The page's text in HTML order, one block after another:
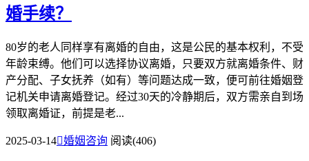
婚手续？
80岁的老人同样享有离婚的自由，这是公民的基本权利，不受
年龄束缚。他们可以选择协议离婚，只要双方就离婚条件、财
产分配、子女抚养（如有）等问题达成一致，便可前往婚姻登
记机关申请离婚登记。经过30天的冷静期后，双方需亲自到场
领取离婚证，前提是老...
2025-03-14婚姻咨询 阅读(406)